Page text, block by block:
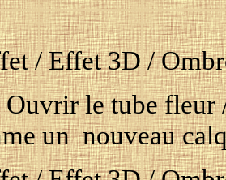
/ Effet 3D /
Ouvrir le tube
un nouveau